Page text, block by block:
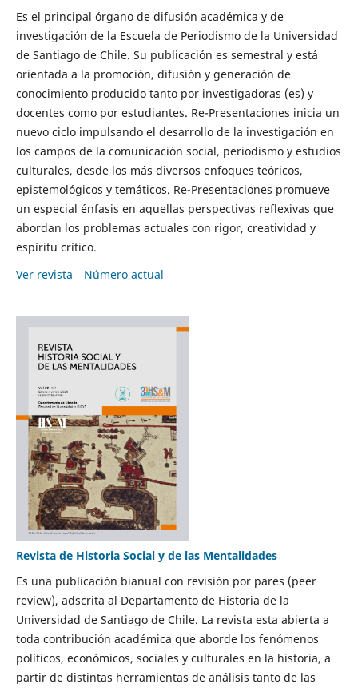
Es el principal órgano de difusión académica y de
investigación de la Escuela de Periodismo de la Universidad
de Santiago de Chile. Su publicación es semestral y está
orientada a la promoción, difusión y generación de
conocimiento producido tanto por investigadoras (es) y
docentes como por estudiantes. Re-Presentaciones inicia un
nuevo ciclo impulsando el desarrollo de la investigación en
los campos de la comunicación social, periodismo y estudios
culturales, desde los más diversos enfoques teóricos,
epistemológicos y temáticos. Re-Presentaciones promueve
un especial énfasis en aquellas perspectivas reflexivas que
abordan los problemas actuales con rigor, creatividad y
espíritu crítico.
Ver revista
Número actual
Revista de Historia Social y de las Mentalidades
Es una publicación bianual con revisión por pares (peer
review), adscrita al Departamento de Historia de la
Universidad de Santiago de Chile. La revista esta abierta a
toda contribución académica que aborde los fenómenos
políticos, económicos, sociales y culturales en la historia, a
partir de distintas herramientas de análisis tanto de las